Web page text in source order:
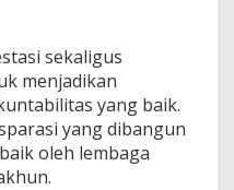
sekaligus
menjadikan
yang baik.
yang dibangun
oleh lembaga